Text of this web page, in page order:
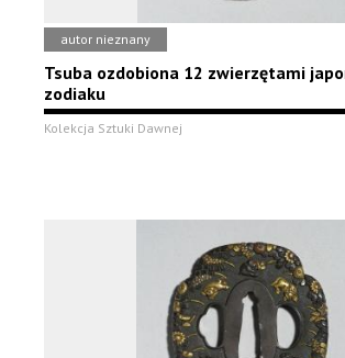
autor nieznany
Tsuba ozdobiona 12 zwierzętami
zodiaku
Kolekcja Sztuki Dawnej